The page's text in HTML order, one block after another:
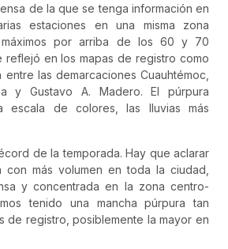
de la que se tenga información en
estaciones en una misma zona
máximos por arriba de los 60 y 70
reflejó en los mapas de registro como
entre las demarcaciones Cuauhtémoc,
y Gustavo A. Madero. El púrpura
escala de colores, las lluvias más
de la temporada. Hay que aclarar
más volumen en toda la ciudad,
y concentrada en la zona centro-
tenido una mancha púrpura tan
de registro, posiblemente la mayor en